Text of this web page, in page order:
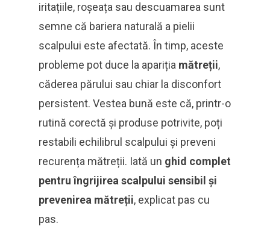
iritațiile, roșeața sau descuamarea sunt
semne că bariera naturală a pielii
scalpului este afectată. În timp, aceste
probleme pot duce la apariția mătreții,
căderea părului sau chiar la disconfort
persistent. Vestea bună este că, printr-o
rutină corectă și produse potrivite, poți
restabili echilibrul scalpului și preveni
recurența mătreții. Iată un ghid complet
pentru îngrijirea scalpului sensibil și
prevenirea mătreții, explicat pas cu
pas.